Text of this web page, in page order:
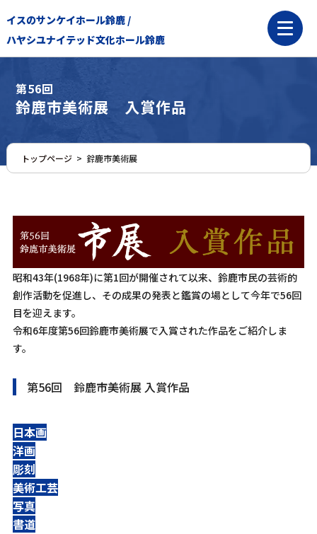
イスのサンケイホール鈴鹿 /
ハヤシユナイテッド文化ホール鈴鹿
第56回
鈴鹿市美術展 入賞作品
トップページ > 鈴鹿市美術展
昭和43年(1968年)に第1回が開催されて以来、鈴鹿市民の芸術的
創作活動を促進し、その成果の発表と鑑賞の場として今年で56回
目を迎えます。
令和6年度第56回鈴鹿市美術展で入賞された作品をご紹介しま
す。
第56回 鈴鹿市美術展 入賞作品
日本画
洋画
彫刻
美術工芸
写真
書道